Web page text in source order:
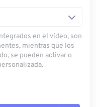
en el vídeo, son
mientras que los
se pueden activar o